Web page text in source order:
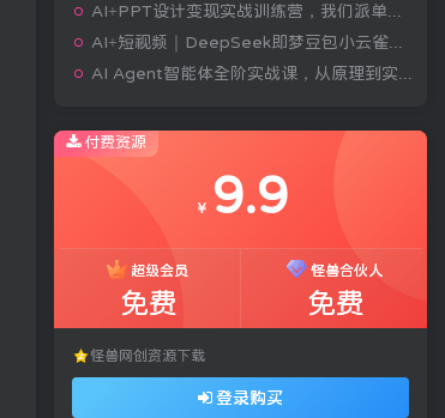
付费资源
￥ 9.9
超级会员
免费
怪兽合伙人
免费
怪兽网创资源下载
登录购买